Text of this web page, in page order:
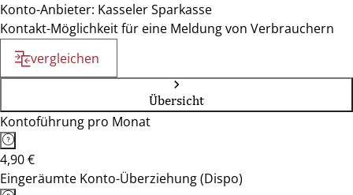
Konto-Anbieter: Kasseler Sparkasse
Kontakt-Möglichkeit für eine Meldung von Verbrauchern
vergleichen
Übersicht
Kontoführung pro Monat
4,90 €
Eingeräumte Konto-Überziehung (Dispo)